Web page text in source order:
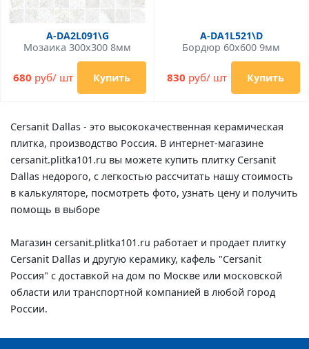
A-DA2L091\G
Мозаика 300x300 8мм
680 руб/ шт Купить
A-DA1L521\D
Бордюр 60x600 9мм
830 руб/ шт Купить
Cersanit Dallas - это высококачественная керамическая
плитка, производство Россия. В интернет-магазине
cersanit.plitka101.ru вы можете купить плитку Cersanit
Dallas недорого, с легкостью рассчитать нашу стоимость
в калькуляторе, посмотреть фото, узнать цену и получить
помощь в выборе
Магазин cersanit.plitka101.ru работает и продает плитку
Cersanit Dallas и другую керамику, кафель "Cersanit
Россия" с доставкой на дом по Москве или московской
области или транспортной компанией в любой город
России.